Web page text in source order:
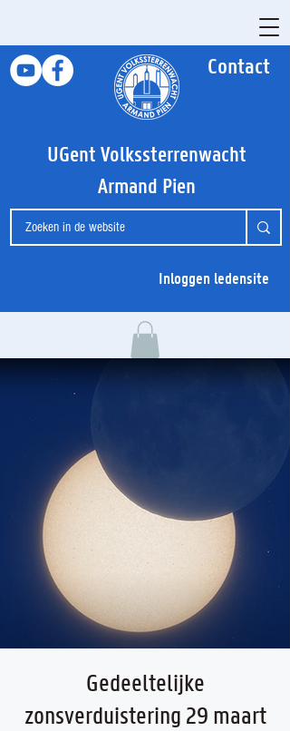
Contact
UGent Volkssterrenwacht
Armand Pien
Inloggen ledensite
Gedeeltelijke
zonsverduistering 29 maart